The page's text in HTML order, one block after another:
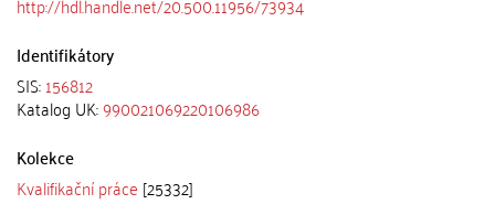
Identifikátory
SIS:156812
Katalog UK:990021069220106986
Kolekce
Kvalifikační práce [25332]